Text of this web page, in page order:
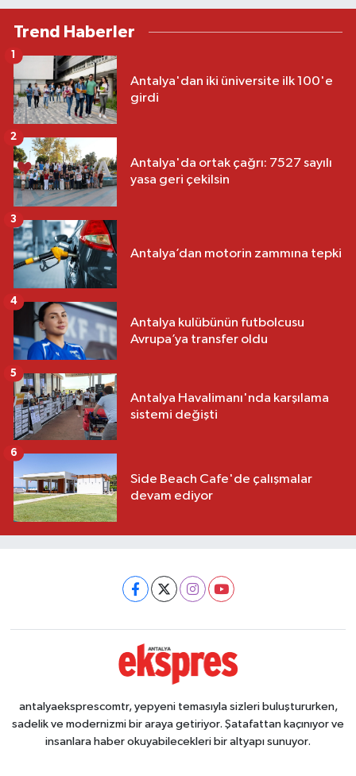
Trend Haberler
Antalya'dan iki üniversite ilk 100'e
girdi
1
Antalya'da ortak çağrı: 7527 sayılı
yasa geri çekilsin
2
Antalya’dan motorin zammına tepki
3
Antalya kulübünün futbolcusu
Avrupa’ya transfer oldu
4
Antalya Havalimanı'nda karşılama
sistemi değişti
5
Side Beach Cafe'de çalışmalar
devam ediyor
6
antalyaeksprescomtr, yepyeni temasıyla sizleri buluştururken,
sadelik ve modernizmi bir araya getiriyor. Şatafattan kaçınıyor ve
insanlara haber okuyabilecekleri bir altyapı sunuyor.